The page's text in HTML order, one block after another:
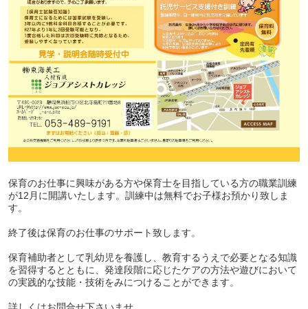
保育のお仕事に興味がある方や保育士を目指している方の職業訓練
が12月に開講いたします。訓練中は無料でお子様お預かり致しま
す。
終了後は保育のお仕事のサポート致します。
保育補助者として乳幼児を養護し、教育するうえで必要となる知識
を習得するとともに、発達段階に応じたケアの方法や遊びにおいて
の実践的な技能・技術をみにつけることができます。